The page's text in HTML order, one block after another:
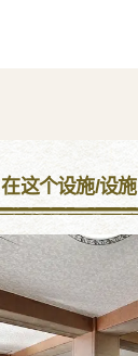
在这个设施/设施